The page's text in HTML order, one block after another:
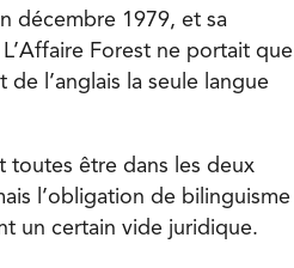
décembre 1979, et sa
Forest ne portait que
l’anglais la seule langue
toutes être dans les deux
l’obligation de bilinguisme
un certain vide juridique.